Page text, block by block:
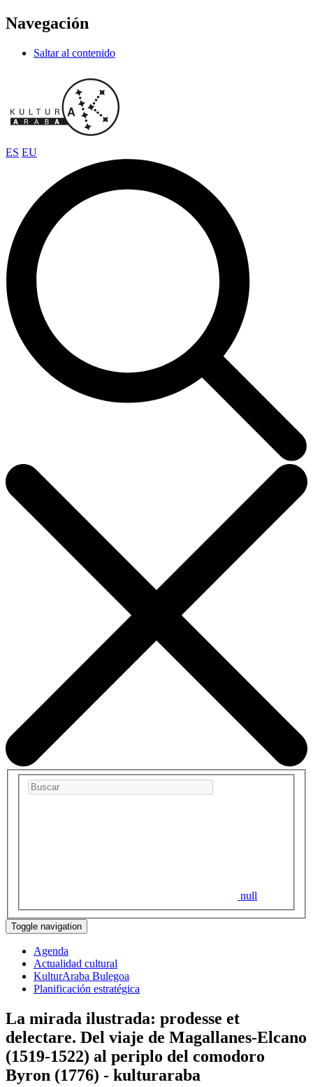
Navegación
Saltar al contenido
ES EU
null
Toggle navigation
Agenda
Actualidad cultural
KulturAraba Bulegoa
Planificación estratégica
La mirada ilustrada: prodesse et
delectare. Del viaje de Magallanes-Elcano
(1519-1522) al periplo del comodoro
Byron (1776) - kulturaraba